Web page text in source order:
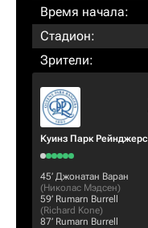
Время начала:
Стадион:
Зрители:
Куинз Парк Рейнджерс
45‎’‎ Джонатан Варан
(Николас Мэдсен)
59‎’‎ Rumarn Burrell
(Richard Kone)
87‎’‎ Rumarn Burrell